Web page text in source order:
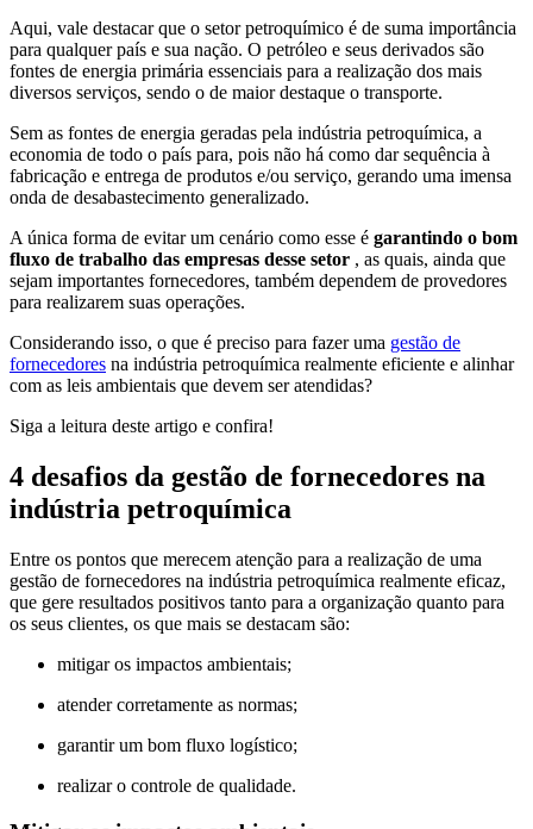
Aqui, vale destacar que o setor petroquímico é de suma importância
para qualquer país e sua nação. O petróleo e seus derivados são
fontes de energia primária essenciais para a realização dos mais
diversos serviços, sendo o de maior destaque o transporte.
Sem as fontes de energia geradas pela indústria petroquímica, a
economia de todo o país para, pois não há como dar sequência à
fabricação e entrega de produtos e/ou serviço, gerando uma imensa
onda de desabastecimento generalizado.
A única forma de evitar um cenário como esse é garantindo o bom
fluxo de trabalho das empresas desse setor , as quais, ainda que
sejam importantes fornecedores, também dependem de provedores
para realizarem suas operações.
Considerando isso, o que é preciso para fazer uma gestão de
fornecedores na indústria petroquímica realmente eficiente e alinhar
com as leis ambientais que devem ser atendidas?
Siga a leitura deste artigo e confira!
4 desafios da gestão de fornecedores na
indústria petroquímica
Entre os pontos que merecem atenção para a realização de uma
gestão de fornecedores na indústria petroquímica realmente eficaz,
que gere resultados positivos tanto para a organização quanto para
os seus clientes, os que mais se destacam são:
mitigar os impactos ambientais;
atender corretamente as normas;
garantir um bom fluxo logístico;
realizar o controle de qualidade.